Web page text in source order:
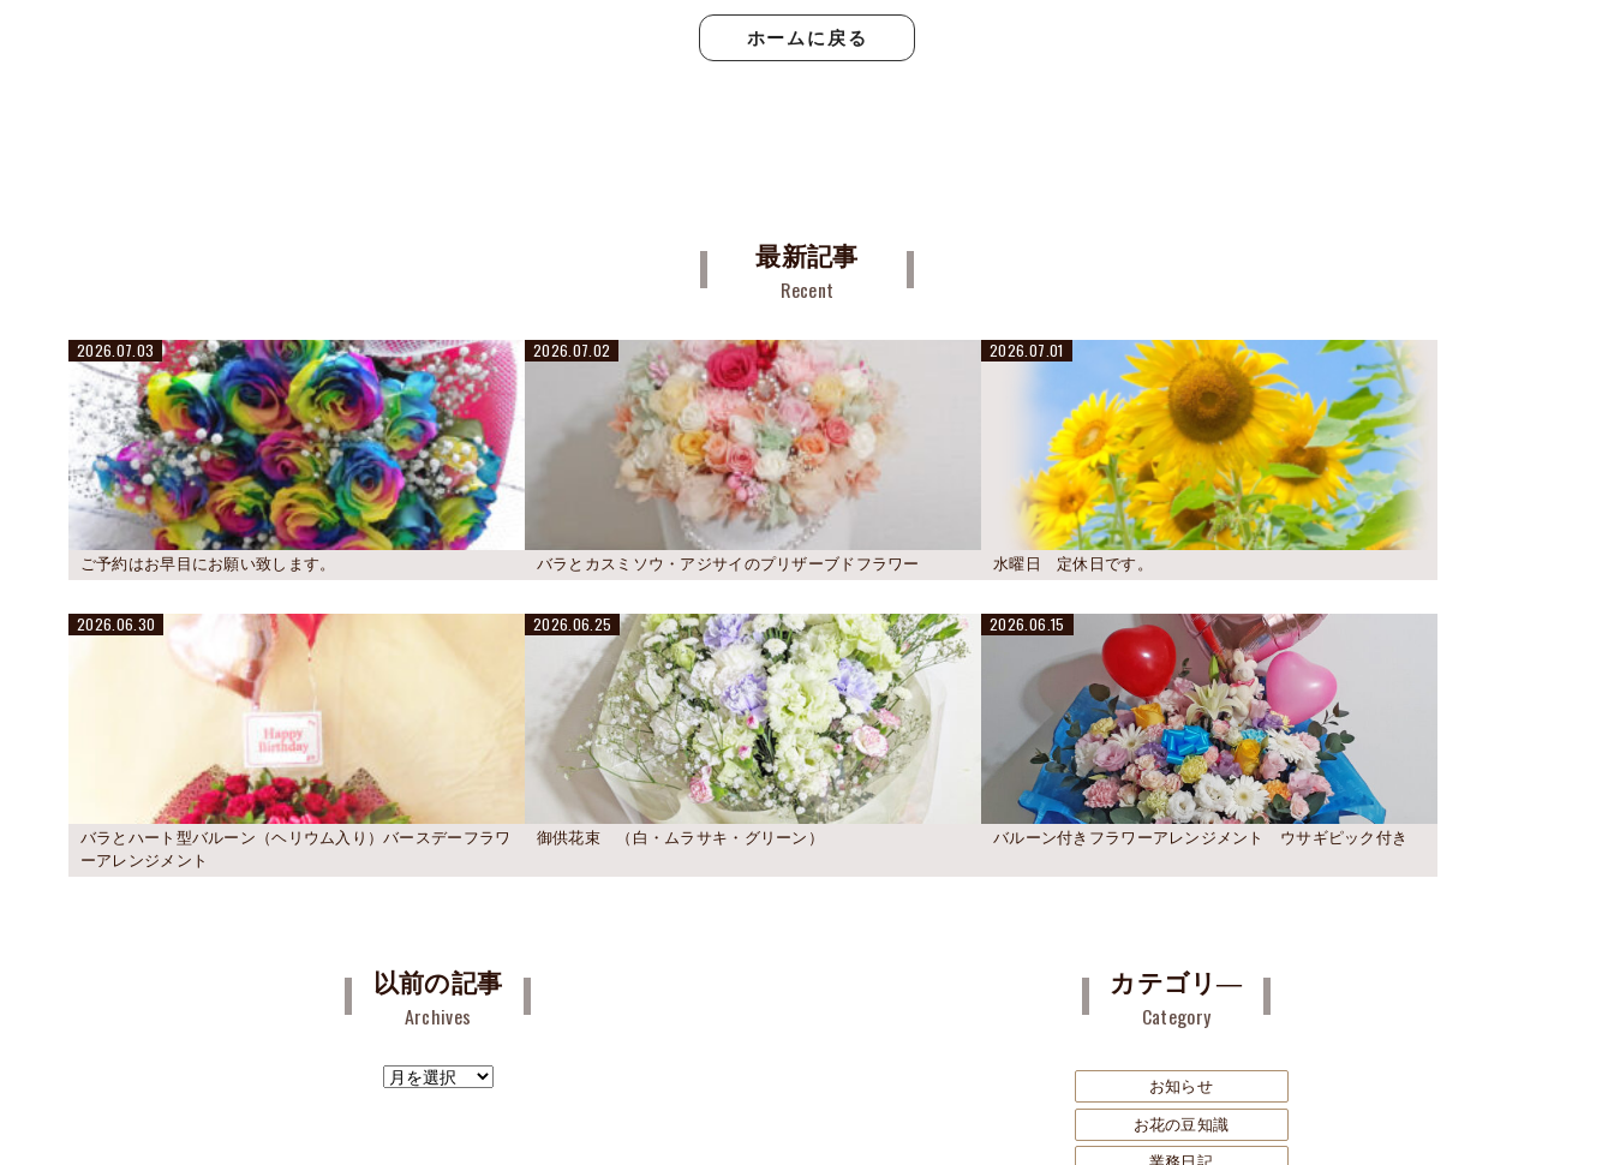
ホームに戻る
最新記事
Recent
2026.07.03
ご予約はお早目にお願い致します。
2026.07.02
バラとカスミソウ・アジサイのプリザーブドフラワー
2026.07.01
水曜日 定休日です。
2026.06.30
バラとハート型バルーン（ヘリウム入り）バースデーフラワ
ーアレンジメント
2026.06.25
御供花束 （白・ムラサキ・グリーン）
2026.06.15
バルーン付きフラワーアレンジメント ウサギピック付き
以前の記事
Archives
ア
カテゴリ―
Category
お知らせ
お花の豆知識